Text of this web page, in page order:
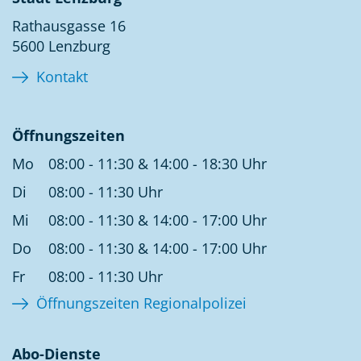
Rathausgasse 16
5600 Lenzburg
Kontakt
Öffnungszeiten
Mo
08:00 - 11:30 & 14:00 - 18:30 Uhr
Di
08:00 - 11:30 Uhr
Mi
08:00 - 11:30 & 14:00 - 17:00 Uhr
Do
08:00 - 11:30 & 14:00 - 17:00 Uhr
Fr
08:00 - 11:30 Uhr
Öffnungszeiten Regionalpolizei
Abo-Dienste